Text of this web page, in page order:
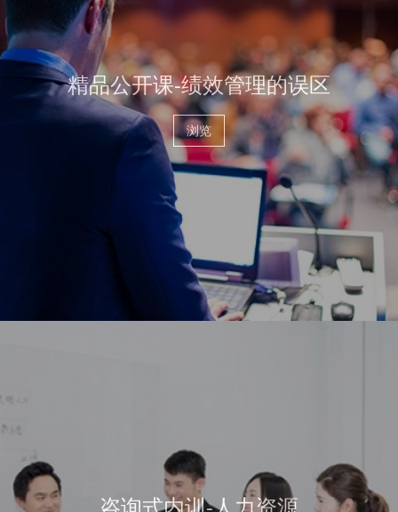
精品公开课-绩效管理的误区
浏览
咨询式内训-人力资源